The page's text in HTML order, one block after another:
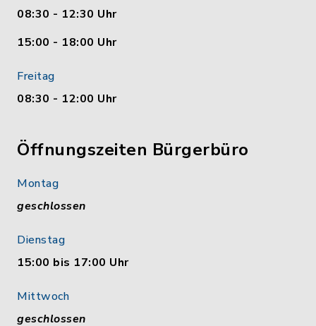
08:30 - 12:30 Uhr
15:00 - 18:00 Uhr
Freitag
08:30 - 12:00 Uhr
Öffnungszeiten Bürgerbüro
Montag
geschlossen
Dienstag
15:00 bis 17:00 Uhr
Mittwoch
geschlossen